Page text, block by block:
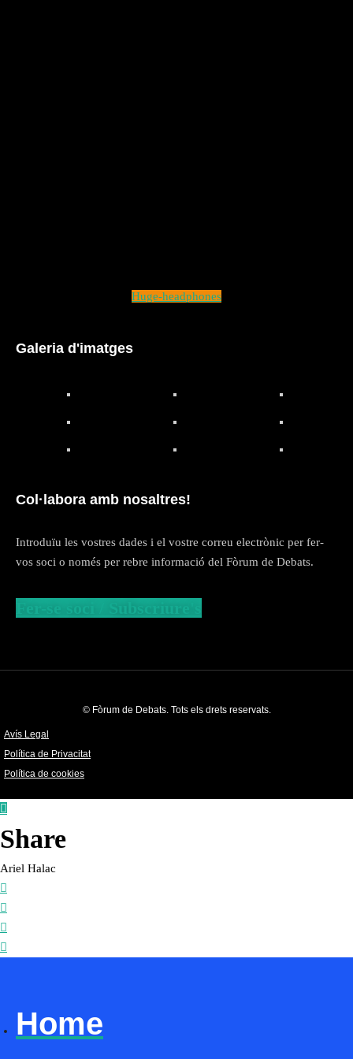
Huge-headphones
Galeria d'imatges
Col·labora amb nosaltres!
Introduïu les vostres dades i el vostre correu electrònic per fer-
vos soci o només per rebre informació del Fòrum de Debats.
Fer-se soci / Subscriure's
© Fòrum de Debats. Tots els drets reservats.
Avís Legal
Política de Privacitat
Política de cookies
Share
Ariel Halac
Home